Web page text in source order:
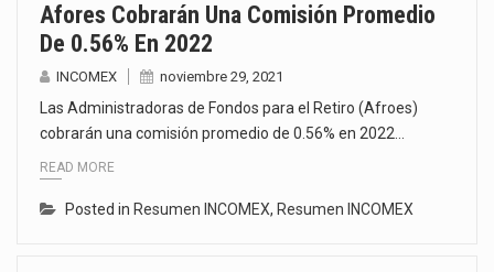
Afores Cobrarán Una Comisión Promedio
De 0.56% En 2022
INCOMEX noviembre 29, 2021
Las Administradoras de Fondos para el Retiro (Afroes)
cobrarán una comisión promedio de 0.56% en 2022…
READ MORE
Posted in Resumen INCOMEX, Resumen INCOMEX